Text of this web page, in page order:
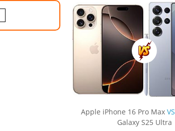
Apple iPhone 16 Pro Max VS
Galaxy S25 Ultra